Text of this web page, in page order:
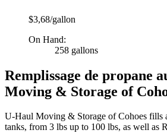
$3,68/gallon
On Hand:
258 gallons
Remplissage de propane
Moving & Storage of
U-Haul Moving & Storage of Cohoes fills
tanks, from 3 lbs up to 100 lbs, as well as